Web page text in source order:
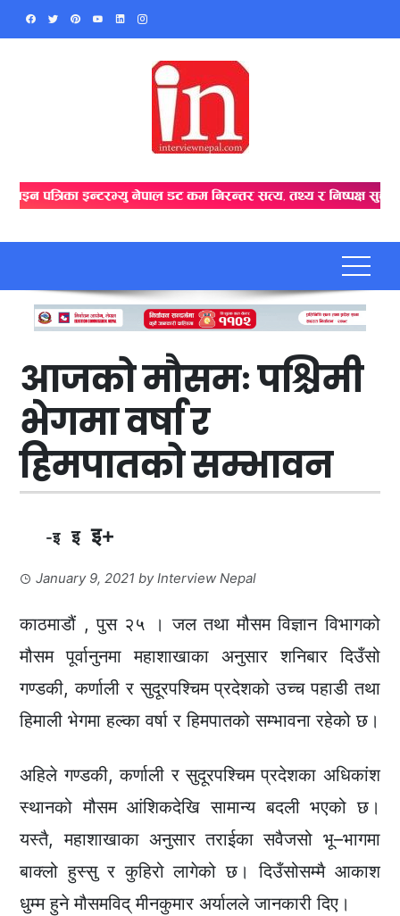
Skip
आजको मौसमः पश्चिमी
भेगमा वर्षा र
हिमपातको सम्भावन
-इ इ इ+
January 9, 2021 byInterview Nepal
काठमाडौं , पुस २५ । जल तथा मौसम विज्ञान विभागको
मौसम पूर्वानुनमा महाशाखाका अनुसार शनिबार दिउँसो
गण्डकी, कर्णाली र सुदूरपश्चिम प्रदेशको उच्च पहाडी तथा
हिमाली भेगमा हल्का वर्षा र हिमपातको सम्भावना रहेको छ।
अहिले गण्डकी, कर्णाली र सुदूरपश्चिम प्रदेशका अधिकांश
स्थानको मौसम आंशिकदेखि सामान्य बदली भएको छ।
यस्तै, महाशाखाका अनुसार तराईका सवैजसो भू–भागमा
बाक्लो हुस्सु र कुहिरो लागेको छ। दिउँसोसम्मै आकाश
धुम्म हुने मौसमविद् मीनकुमार अर्यालले जानकारी दिए।